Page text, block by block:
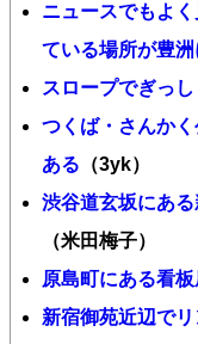
ニュースでもよ
ている場所が豊洲
スロープでぎっ
つくば・さんか
ある （3yk）
渋谷道玄坂にあ
（米田梅子）
原島町にある看
新宿御苑近辺で